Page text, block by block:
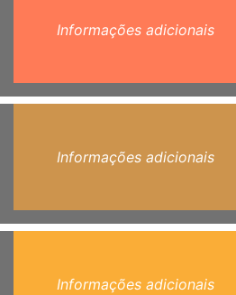
Informações adicionais
Informações adicionais
Informações adicionais